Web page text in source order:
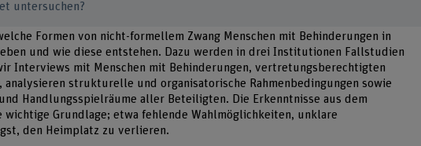
untersuchen?
Formen von nicht-formellem Zwang Menschen mit Behinderungen in
und wie diese entstehen. Dazu werden in drei Institutionen Fallstudien
Interviews mit Menschen mit Behinderungen, vertretungsberechtigten
analysieren strukturelle und organisatorische Rahmenbedingungen sowie
Handlungsspielräume aller Beteiligten. Die Erkenntnisse aus dem
Grundlage; etwa fehlende Wahlmöglichkeiten, unklare
den Heimplatz zu verlieren.